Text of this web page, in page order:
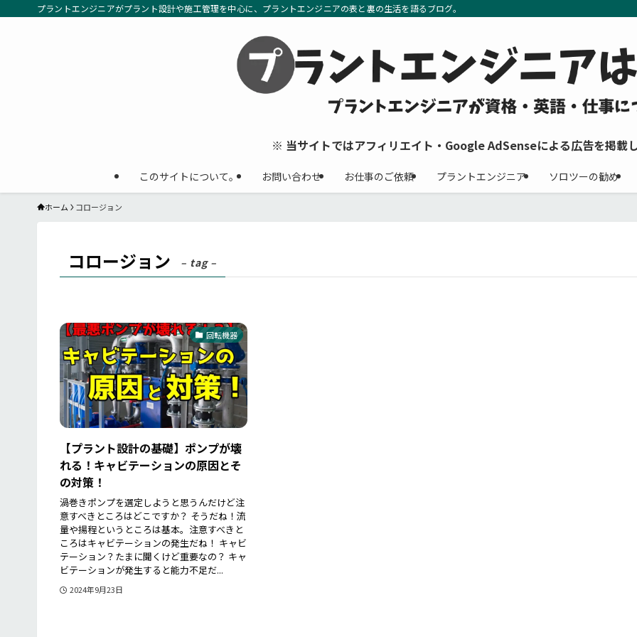
プラントエンジニアがプラント設計や施工管理を中心に、プラントエンジニアの表と裏の生活を語るブログ。
このサイトについて。 お問い合わせ お仕事のご依頼 プラントエンジニア ソロツーの勧め
※ 当サイトではアフィリエイト・Google AdSenseによる広告を掲載
ホーム コロージョン
コロージョン – tag –
回転機器
【プラント設計の基礎】ポンプが壊
れる！キャビテーションの原因とそ
の対策！
渦巻きポンプを選定しようと思うんだけど注
意すべきところはどこですか？ そうだね！流
量や揚程というところは基本。注意すべきと
ころはキャビテーションの発生だね！ キャビ
テーション？たまに聞くけど重要なの？ キャ
ビテーションが発生すると能力不足だ...
2024年9月23日